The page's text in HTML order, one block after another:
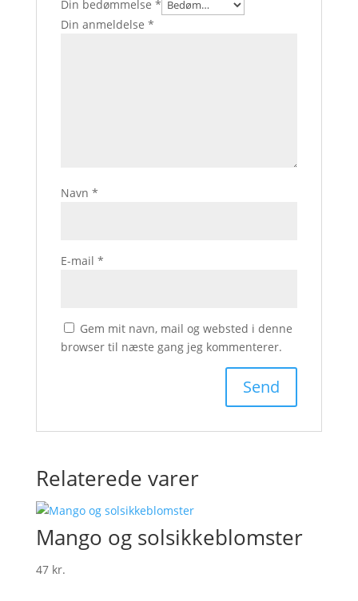
Din bedømmelse *
Din anmeldelse *
Navn *
E-mail *
Gem mit navn, mail og websted i denne
browser til næste gang jeg kommenterer.
Relaterede varer
Mango og solsikkeblomster
47 kr.